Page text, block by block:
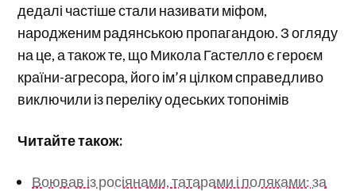
дедалі частіше стали називати міфом,
народженим радянською пропагандою. З огляду
на це, а також те, що Микола Гастелло є героєм
країни-агресора, його ім’я цілком справедливо
виключили із переліку одеських топонімів
Читайте також:
Воював із росіянами, татарами і поляками: за